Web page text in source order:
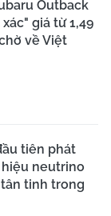
Outback
giá từ 1,49
về Việt
tiên phát
neutrino
tinh trong